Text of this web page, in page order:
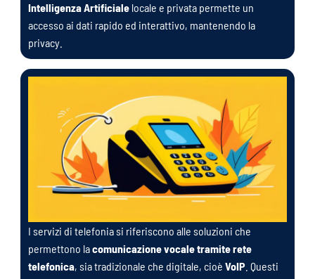
Intelligenza Artificialelocale e privata permette un
accesso ai dati rapido ed interattivo, mantenendo la
privacy.
I servizi di telefonia si riferiscono alle soluzioni che
permettono lacomunicazione vocale tramite rete
telefonica, sia tradizionale che digitale, cioè VoIP . Questi